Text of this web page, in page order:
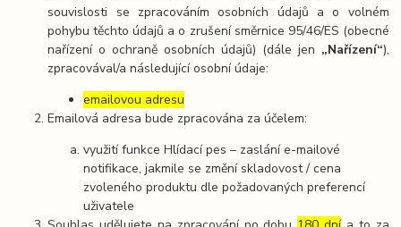
souvislosti se zpracováním osobních údajů a o volném
pohybu těchto údajů a o zrušení směrnice 95/46/ES (obecné
nařízení o ochraně osobních údajů) (dále jen „Nařízení“),
zpracovával/a následující osobní údaje:
emailovou adresu
Emailová adresa bude zpracována za účelem:
využití funkce Hlídací pes – zaslání e-mailové
notifikace, jakmile se změní skladovost / cena
zvoleného produktu dle požadovaných preferencí
uživatele